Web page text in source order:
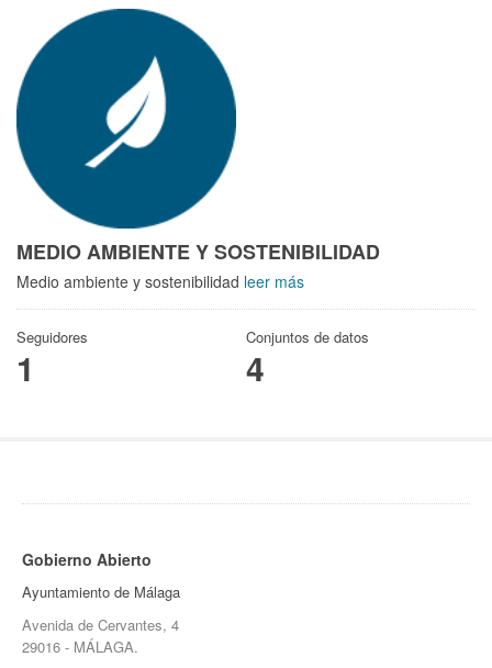
MEDIO AMBIENTE Y SOSTENIBILIDAD
Medio ambiente y sostenibilidad leer más
Seguidores
1
Conjuntos de datos
4
Gobierno Abierto
Ayuntamiento de Málaga
Avenida de Cervantes, 4
29016 - MÁLAGA.